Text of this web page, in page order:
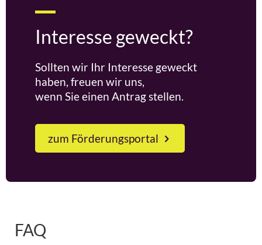
Interesse geweckt?
Sollten wir Ihr Interesse geweckt
haben, freuen wir uns,
wenn Sie einen Antrag stellen.
zum Förderungsportal
FAQ